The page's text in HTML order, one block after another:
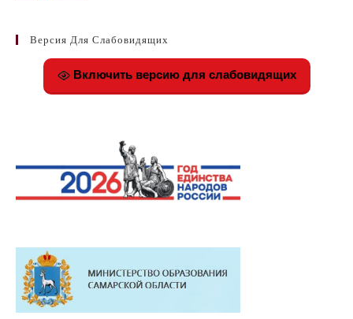
Версия Для Слабовидящих
Включить версию для слабовидящих